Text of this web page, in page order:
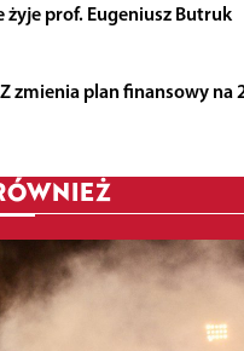
żyje prof. Eugeniusz Butruk
zmienia plan finansowy na